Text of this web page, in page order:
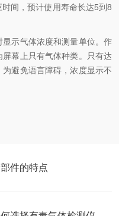
间，预计使用寿命长达5到8
示气体浓度和测量单位。作
幕上只有气体种类。只有达
避免语言障碍，浓度显示不
件的特点